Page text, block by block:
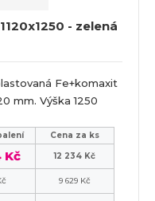
- zelená
Fe+komaxit
mm. Výška 1250
Cena za ks
Kč
12 234 Kč
9 629 Kč